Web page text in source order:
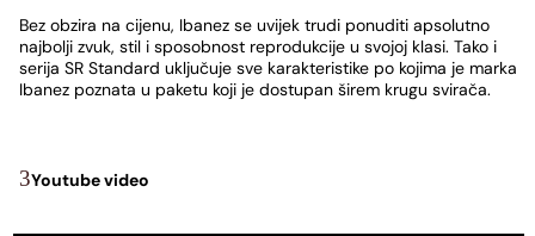
Bez obzira na cijenu, Ibanez se uvijek trudi ponuditi apsolutno
najbolji zvuk, stil i sposobnost reprodukcije u svojoj klasi. Tako i
serija SR Standard uključuje sve karakteristike po kojima je marka
Ibanez poznata u paketu koji je dostupan širem krugu svirača.
Youtube video